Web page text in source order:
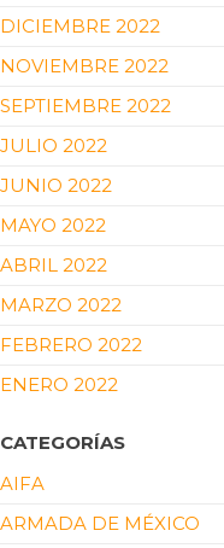
DICIEMBRE 2022
NOVIEMBRE 2022
SEPTIEMBRE 2022
JULIO 2022
JUNIO 2022
MAYO 2022
ABRIL 2022
MARZO 2022
FEBRERO 2022
ENERO 2022
CATEGORÍAS
AIFA
ARMADA DE MÉXICO